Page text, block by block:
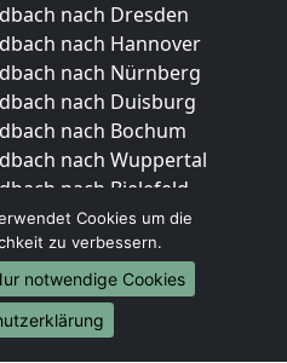
nach Dresden
nach Hannover
nach Nürnberg
nach Duisburg
nach Bochum
nach Wuppertal
nach Bielefeld
nach Bonn
nach Münster
nach Brasilien
Cookies um die
zu verbessern.
notwendige Cookies